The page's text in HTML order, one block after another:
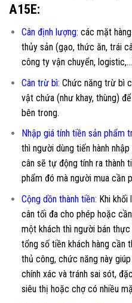
A15E:
Cân định lượng: các mặt
thủy sản (gạo, thức ăn, trái
công ty vận chuyển,
Cân trừ bì: Chức năng trừ bì
vật chứa (như khay, thùng)
bên trong.
Nhập giá tính tiền sản phẩm
thì người dùng tiến hành
cân sẽ tự động tính ra thành
phẩm đó mà người mua cần
Cộng dồn thành tiền: Khi
cân tối đa cho phép hoặc
một khách thì người bán
tổng số tiền khách hàng cần
thủ công, chức năng này
chính xác và tránh sai sót,
siêu thị hoặc chợ có nhiều